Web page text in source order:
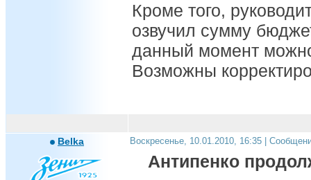
Кроме того,
озвучил сумму
данный момент
Возможны
Belka Воскресенье, 10.01.2010, 16:35 |
Антипенко